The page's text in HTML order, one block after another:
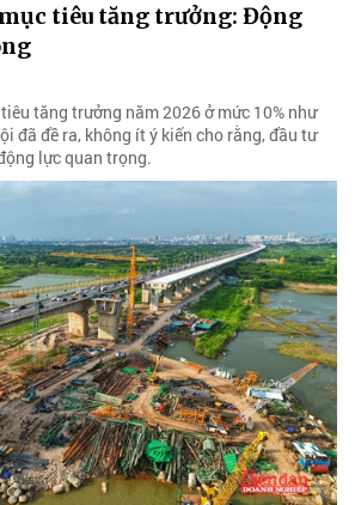
tiêu tăng trưởng: Động
tăng trưởng năm 2026 ở mức 10% như
đã đề ra, không ít ý kiến cho rằng, đầu tư
lực quan trọng.